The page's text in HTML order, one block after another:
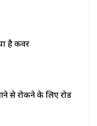
है कवर
से रोकने के लिए रोड